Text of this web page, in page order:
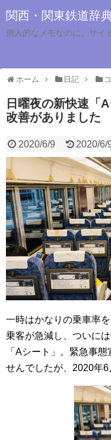
関西・関東鉄道辞
個人的なメモなのに、サイ
ホーム 日記
日曜夜の新快速「
改善がありました
2020/6/9 2020/6/
一時はかなりの乗車率
乗客が急減し、ついに
「Aシート」。緊急事
せんでしたが、2020年6